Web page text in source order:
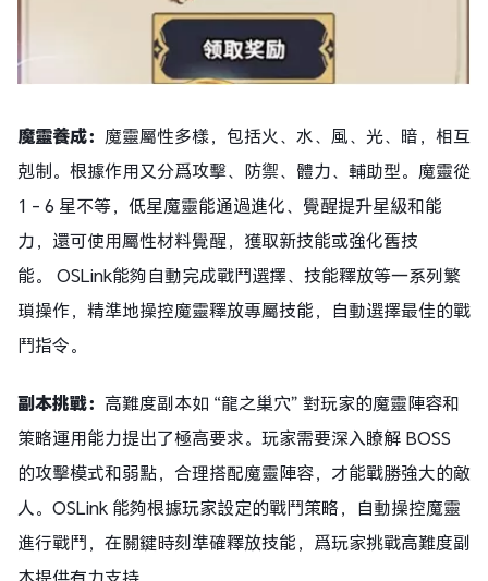
魔靈養成： 魔靈屬性多樣，包括火、水、風、光、暗，相互
剋制。根據作用又分爲攻擊、防禦、體力、輔助型。魔靈從
1 - 6 星不等，低星魔靈能通過進化、覺醒提升星級和能
力，還可使用屬性材料覺醒，獲取新技能或強化舊技
能。 OSLink能夠自動完成戰鬥選擇、技能釋放等一系列繁
瑣操作，精準地操控魔靈釋放專屬技能，自動選擇最佳的戰
鬥指令。
副本挑戰： 高難度副本如 “龍之巢穴” 對玩家的魔靈陣容和
策略運用能力提出了極高要求。玩家需要深入瞭解 BOSS
的攻擊模式和弱點，合理搭配魔靈陣容，才能戰勝強大的敵
人。OSLink 能夠根據玩家設定的戰鬥策略，自動操控魔靈
進行戰鬥，在關鍵時刻準確釋放技能，爲玩家挑戰高難度副